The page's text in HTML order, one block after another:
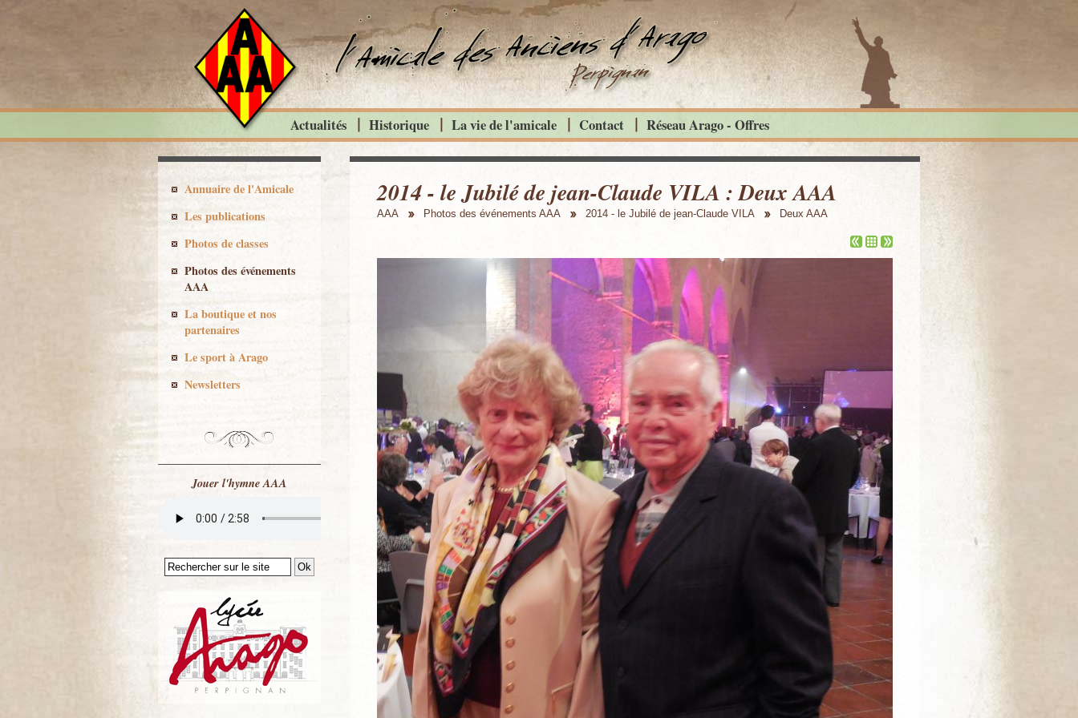
2014 - le Jubilé de jean-Claude VILA : Deux AAA
AAA Photos des événements AAA 2014 - le Jubilé de jean-Claude VILA Deux AAA
Actualités Historique La vie de l'amicale Contact Réseau Arago - Offres
Annuaire de l'Amicale
Les publications
Photos de classes
Photos des événements
AAA
La boutique et nos
partenaires
Le sport à Arago
Newsletters
Jouer l'hymne AAA